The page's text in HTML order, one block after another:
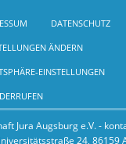
DATENSCHUTZ
ÄNDERN
EINSTELLUNGEN
Jura Augsburg e.V. -
24, 86159